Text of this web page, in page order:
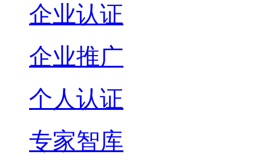
企业认证
企业推广
个人认证
专家智库